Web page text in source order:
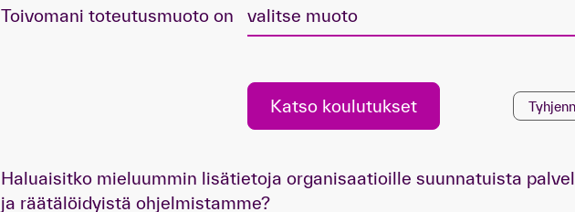
Toivomani toteutusmuoto on valitse muoto
Katso koulutukset
Haluaisitko mieluummin lisätietoja organisaatioille suunnatuista
ja räätälöidyistä ohjelmistamme?